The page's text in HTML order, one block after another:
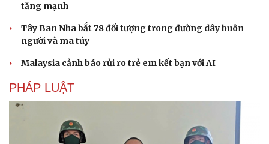
tăng mạnh
Tây Ban Nha bắt 78 đối tượng trong đường dây buôn
người và ma túy
Malaysia cảnh báo rủi ro trẻ em kết bạn với AI
PHÁP LUẬT